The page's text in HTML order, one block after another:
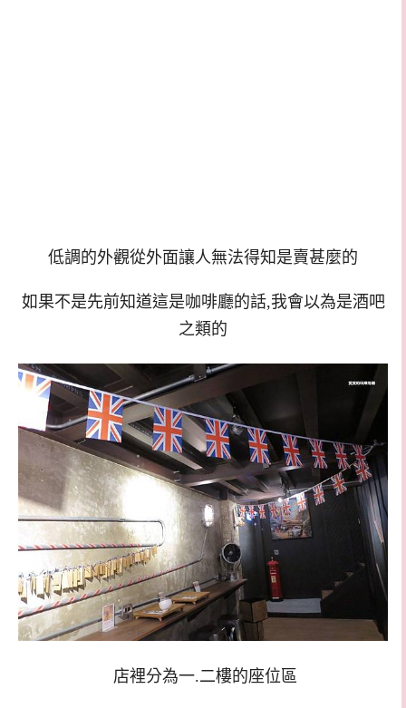
低調的外觀從外面讓人無法得知是賣甚麼的
如果不是先前知道這是咖啡廳的話,我會以為是酒吧
之類的
店裡分為一.二樓的座位區